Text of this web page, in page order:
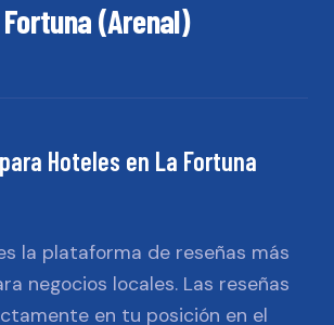
(Arenal)
para Hoteles en La Fortuna
la plataforma de reseñas más
negocios locales. Las reseñas
en tu posición en el